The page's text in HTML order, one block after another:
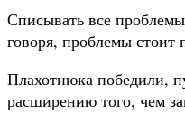
Списывать все
говоря, проблемы стоит
Плахотнюка победили,
расширению того, чем